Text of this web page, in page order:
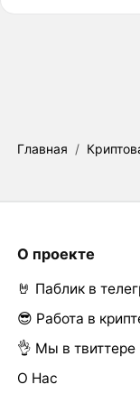
Главная /
О проекте
🤘 Паблик в
😎 Работа в
👌 Мы в твиттере
О Нас